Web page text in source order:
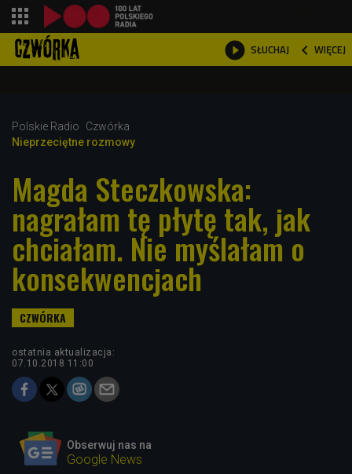
 SŁUCHAJ  WIĘCEJ

Polskie Radio
Czwórka
Nieprzeciętne rozmowy
Magda Steczkowska:
nagrałam tę płytę tak, jak
chciałam. Nie myślałam o
konsekwencjach
ostatnia aktualizacja:
07.10.2018 11:00
Obserwuj nas na
Google News